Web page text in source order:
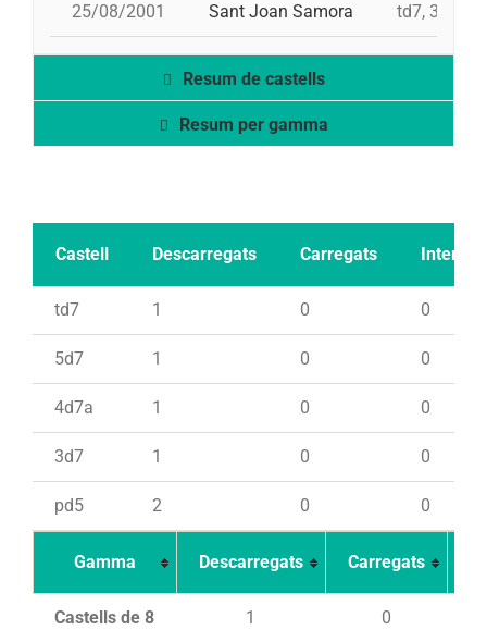
25/08/2001 Sant Joan Samora td7, 3d7,
Resum de castells
Resum per gamma
Castell Descarregats Carregats Intents
td7 1 0 0
5d7 1 0 0
4d7a 1 0 0
3d7 1 0 0
pd5 2 0 0
Gamma Descarregats Carregats
Castells de 8 1 0